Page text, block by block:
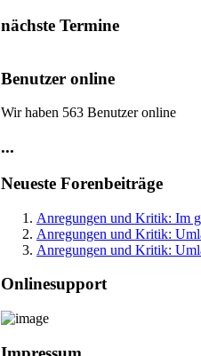
nächste Termine
Benutzer online
Wir haben 563 Benutzer online
...
Neueste Forenbeiträge
Anregungen und Kritik: Im
Anregungen und Kritik:
Anregungen und Kritik:
Onlinesupport